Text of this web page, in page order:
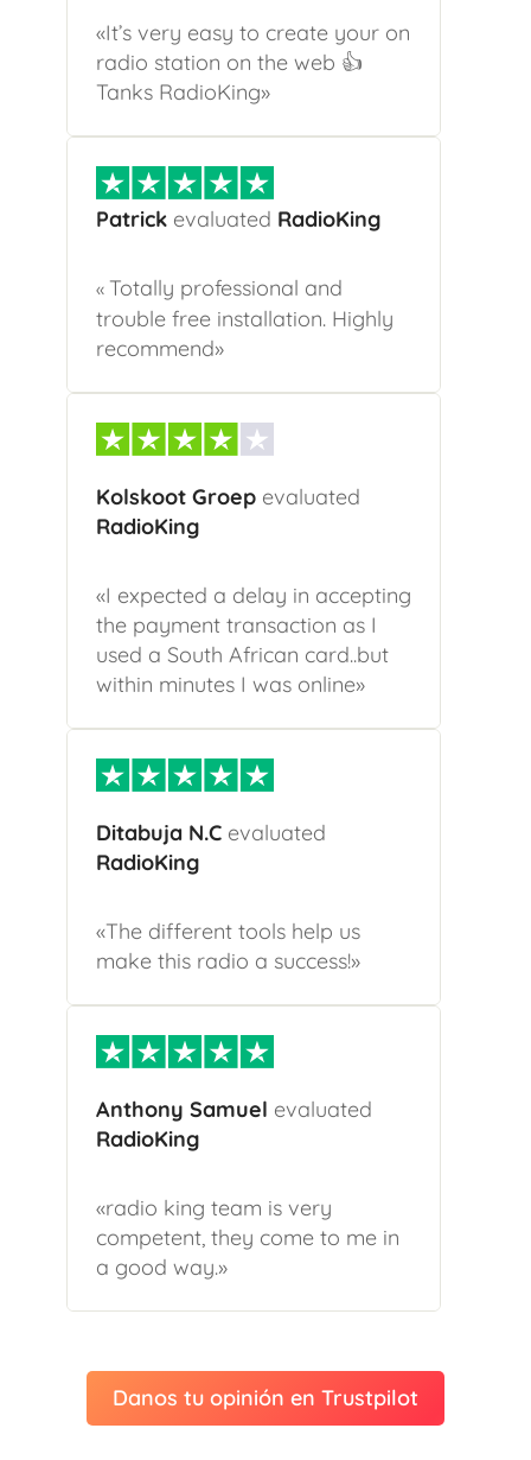
«It’s very easy to create your on
radio station on the web 👍
Tanks RadioKing»
Patrick evaluated RadioKing
« Totally professional and
trouble free installation. Highly
recommend»
Kolskoot Groep evaluated
RadioKing
«I expected a delay in accepting
the payment transaction as I
used a South African card..but
within minutes I was online»
Ditabuja N.C evaluated
RadioKing
«The different tools help us
make this radio a success!»
Anthony Samuel evaluated
RadioKing
«radio king team is very
competent, they come to me in
a good way.»
Danos tu opinión en Trustpilot